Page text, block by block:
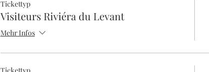
Tickettyp
Visiteurs Riviéra du Levant
Mehr Infos
Tickettyp